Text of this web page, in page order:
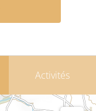
Activités